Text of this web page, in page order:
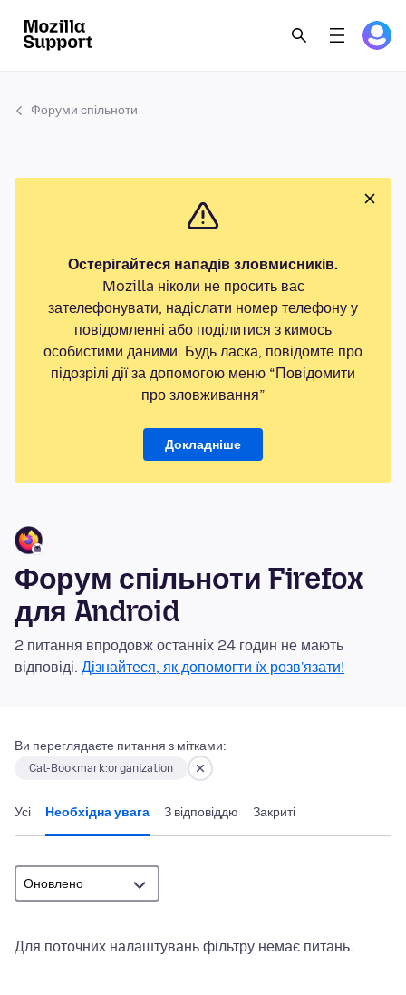
Форуми спільноти
Остерігайтеся нападів зловмисників.
Mozilla ніколи не просить вас
зателефонувати, надіслати номер телефону у
повідомленні або поділитися з кимось
особистими даними. Будь ласка, повідомте про
підозрілі дії за допомогою меню “Повідомити
про зловживання”
Докладніше
Форум спільноти Firefox
для Android
2 питання впродовж останніх 24 годин не мають
відповіді. Дізнайтеся, як допомогти їх розв'язати!
Ви переглядаєте питання з мітками:
Cat-Bookmark:organization
Усі Необхідна увага З відповіддю Закриті
Для поточних налаштувань фільтру немає питань.